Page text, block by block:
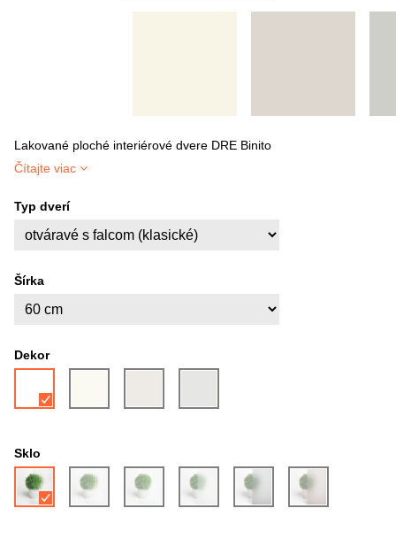
Lakované ploché interiérové dvere DRE Binito
Čítajte viac
Typ dverí
Šírka
Dekor
Sklo